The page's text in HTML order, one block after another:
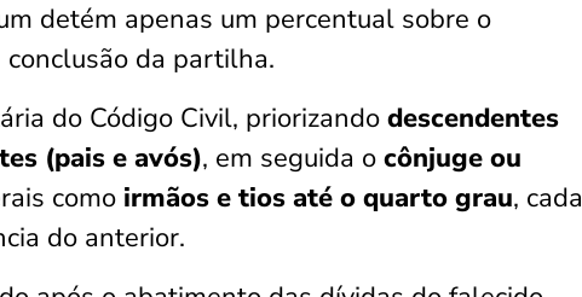
detém apenas um percentual sobre o
da partilha.
do Código Civil, priorizando descendentes
(pais e avós), em seguida o cônjuge ou
como irmãos e tios até o quarto grau, cada
do anterior.